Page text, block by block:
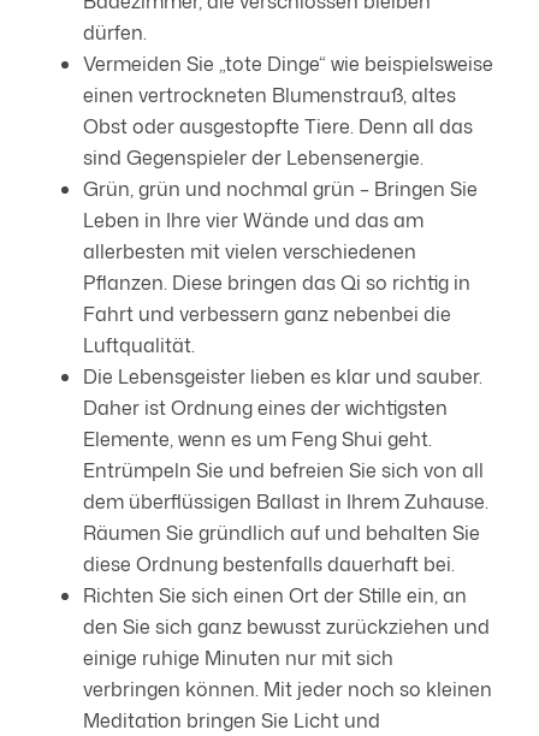
dürfen.
Vermeiden Sie „tote Dinge“ wie beispielsweise
einen vertrockneten Blumenstrauß, altes
Obst oder ausgestopfte Tiere. Denn all das
sind Gegenspieler der Lebensenergie.
Grün, grün und nochmal grün – Bringen Sie
Leben in Ihre vier Wände und das am
allerbesten mit vielen verschiedenen
Pflanzen. Diese bringen das Qi so richtig in
Fahrt und verbessern ganz nebenbei die
Luftqualität.
Die Lebensgeister lieben es klar und sauber.
Daher ist Ordnung eines der wichtigsten
Elemente, wenn es um Feng Shui geht.
Entrümpeln Sie und befreien Sie sich von all
dem überflüssigen Ballast in Ihrem Zuhause.
Räumen Sie gründlich auf und behalten Sie
diese Ordnung bestenfalls dauerhaft bei.
Richten Sie sich einen Ort der Stille ein, an
den Sie sich ganz bewusst zurückziehen und
einige ruhige Minuten nur mit sich
verbringen können. Mit jeder noch so kleinen
Meditation bringen Sie Licht und